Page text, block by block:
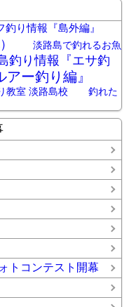
釣り情報『島外編』
淡路島で釣れるお魚
釣り情報『エサ釣
ー釣り編』
教室 淡路島校
釣れた
トコンテスト開幕